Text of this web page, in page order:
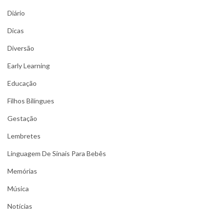
Diário
Dicas
Diversão
Early Learning
Educação
Filhos Bilíngues
Gestação
Lembretes
Linguagem De Sinais Para Bebês
Memórias
Música
Notícias